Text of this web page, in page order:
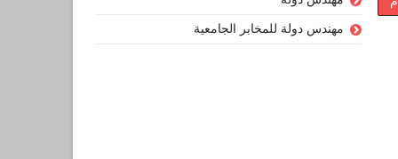
مهندس دولة للمخابر الجامعية